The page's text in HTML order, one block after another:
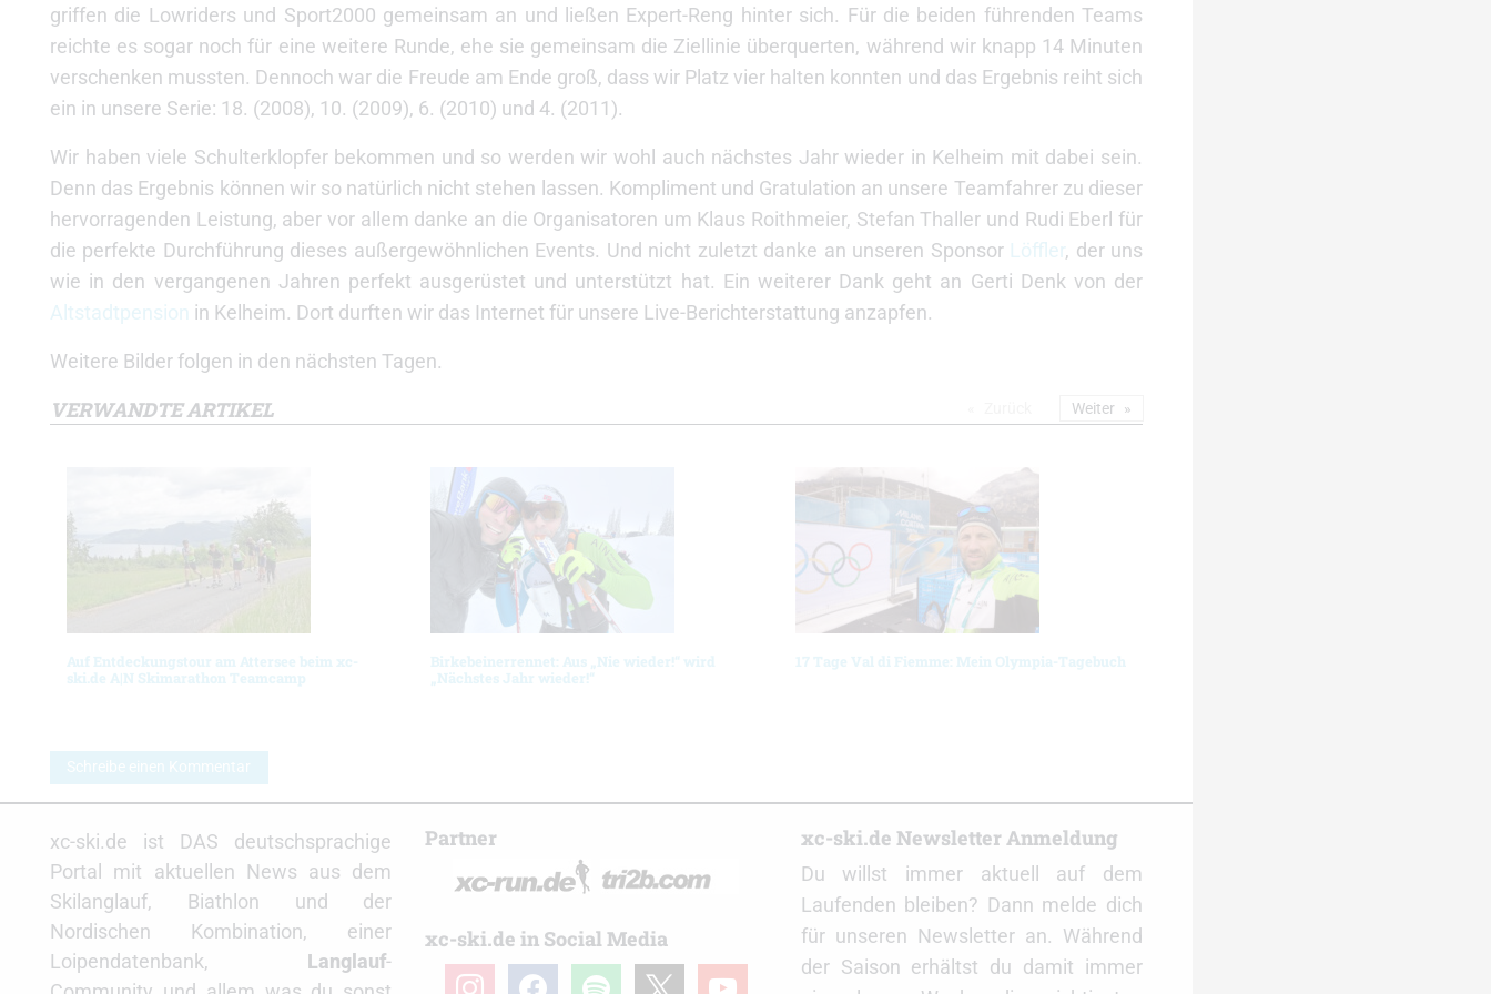
griffen die Lowriders und Sport2000 gemeinsam an und ließen Expert-Reng hinter sich. Für die beiden führenden Teams
reichte es sogar noch für eine weitere Runde, ehe sie gemeinsam die Ziellinie überquerten, während wir knapp 14 Minuten
verschenken mussten. Dennoch war die Freude am Ende groß, dass wir Platz vier halten konnten und das Ergebnis reiht sich
ein in unsere Serie: 18. (2008), 10. (2009), 6. (2010) und 4. (2011).
Wir haben viele Schulterklopfer bekommen und so werden wir wohl auch nächstes Jahr wieder in Kelheim mit dabei sein.
Denn das Ergebnis können wir so natürlich nicht stehen lassen. Kompliment und Gratulation an unsere Teamfahrer zu dieser
hervorragenden Leistung, aber vor allem danke an die Organisatoren um Klaus Roithmeier, Stefan Thaller und Rudi Eberl für
die perfekte Durchführung dieses außergewöhnlichen Events. Und nicht zuletzt danke an unseren Sponsor Löffler, der uns
wie in den vergangenen Jahren perfekt ausgerüstet und unterstützt hat. Ein weiterer Dank geht an Gerti Denk von der
Altstadtpension in Kelheim. Dort durften wir das Internet für unsere Live-Berichterstattung anzapfen.
Weitere Bilder folgen in den nächsten Tagen.
VERWANDTE ARTIKEL
Auf Entdeckungstour am Attersee beim xc-
ski.de A|N Skimarathon Teamcamp
Birkebeinerrennet: Aus „Nie wieder!“ wird
„Nächstes Jahr wieder!“
17 Tage Val di Fiemme: Mein Olympia-Tagebuch
Weiter
Schreibe einen Kommentar
xc-ski.de ist DAS deutschsprachige
Portal mit aktuellen News aus dem
Skilanglauf, Biathlon und der
Nordischen Kombination, einer
Loipendatenbank, Langlauf-
Partner
xc-ski.de in Social Media
instagramfacebookspotify youtube
xc-ski.de Newsletter Anmeldung
Du willst immer aktuell auf dem
Laufenden bleiben? Dann melde dich
für unseren Newsletter an. Während
der Saison erhältst du damit immer